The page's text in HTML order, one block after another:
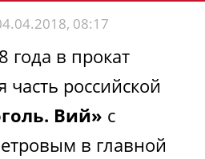
08:17
года в прокат
часть российской
Вий» с
в главной